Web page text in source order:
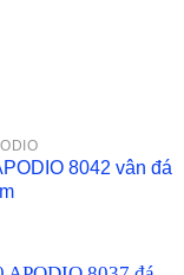
8042 vân đá